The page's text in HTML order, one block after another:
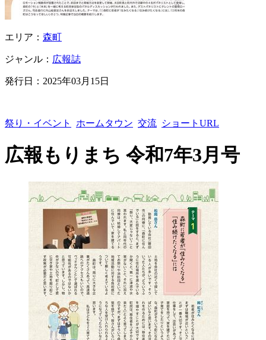
エリア： 森町
ジャンル： 広報誌
発行日： 2025年03月15日
祭り・イベント ホームタウン 交流 ショートURL
広報もりまち 令和7年3月号